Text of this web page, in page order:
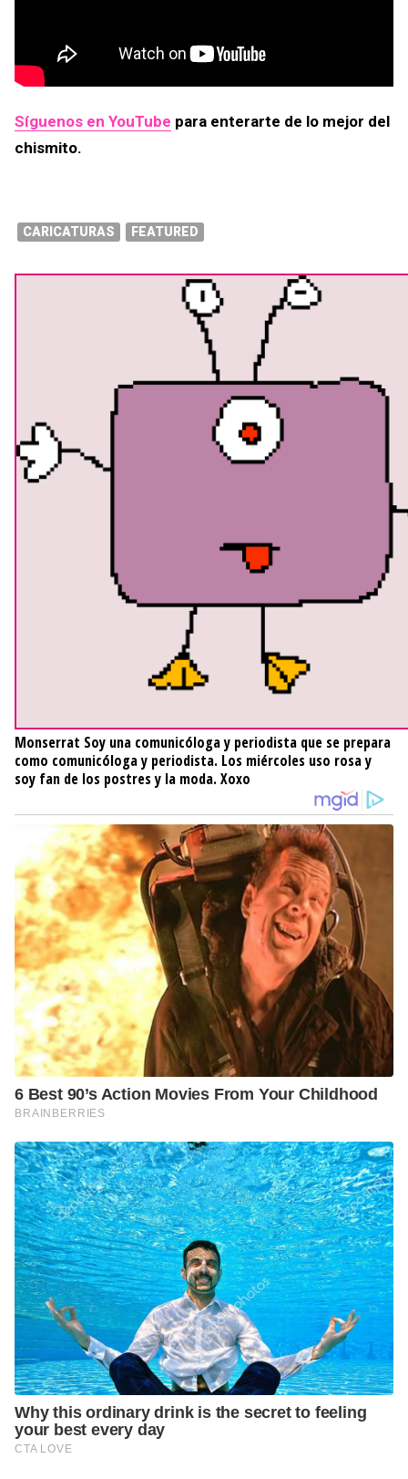
Síguenos en YouTube para enterarte de lo mejor del
chismito.
CARICATURAS FEATURED
Monserrat Soy una comunicóloga y periodista que se prepara
como comunicóloga y periodista. Los miércoles uso rosa y
soy fan de los postres y la moda. Xoxo